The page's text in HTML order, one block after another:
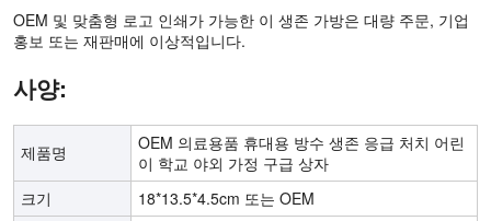
OEM 및 맞춤형 로고 인쇄가 가능한 이 생존 가방은 대량 주문, 기업
홍보 또는 재판매에 이상적입니다.
사양:
제품명
OEM 의료용품 휴대용 방수 생존 응급 처치 어린
이 학교 야외 가정 구급 상자
크기
18*13.5*4.5cm 또는 OEM